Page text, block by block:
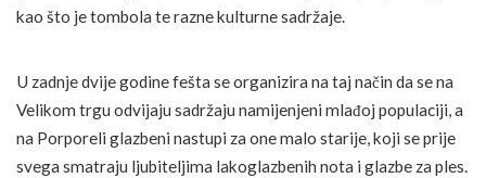
kao što je tombola te razne kulturne sadržaje.
U zadnje dvije godine fešta se organizira na taj način da se na
Velikom trgu odvijaju sadržaju namijenjeni mlađoj populaciji, a
na Porporeli glazbeni nastupi za one malo starije, koji se prije
svega smatraju ljubiteljima lakoglazbenih nota i glazbe za ples.